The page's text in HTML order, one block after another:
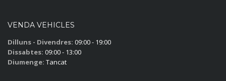
VENDA VEHICLES
Dilluns - Divendres: 09:00 - 19:00
Dissabtes: 09:00 - 13:00
Diumenge: Tancat